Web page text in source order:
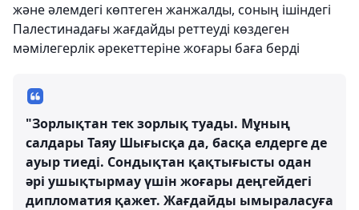
және әлемдегі көптеген жанжалды, соның ішіндегі
Палестинадағы жағдайды реттеуді көздеген
мәмілегерлік әрекеттеріне жоғары баға берді
"Зорлықтан тек зорлық туады. Мұның
салдары Таяу Шығысқа да, басқа елдерге де
ауыр тиеді. Сондықтан қақтығысты одан
әрі ушықтырмау үшін жоғары деңгейдегі
дипломатия қажет. Жағдайды ымыраласуға